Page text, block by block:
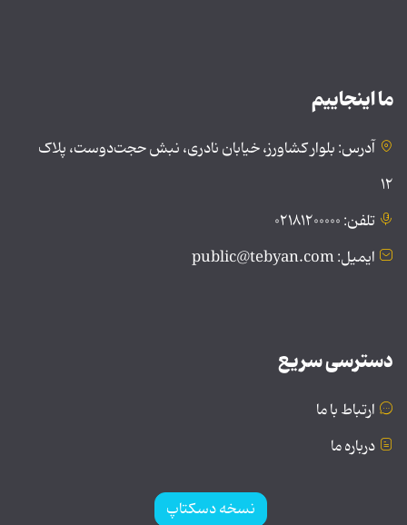
ما اینجاییم
آدرس: بلوار کشاورز، خیابان نادری، نبش حجت‌دوست، پلاک
۱۲
تلفن: ۰۲۱۸۱۲۰۰۰۰۰
ایمیل: public@tebyan.com
دسترسی سریع
ارتباط با ما
درباره ما
نسخه دسکتاپ